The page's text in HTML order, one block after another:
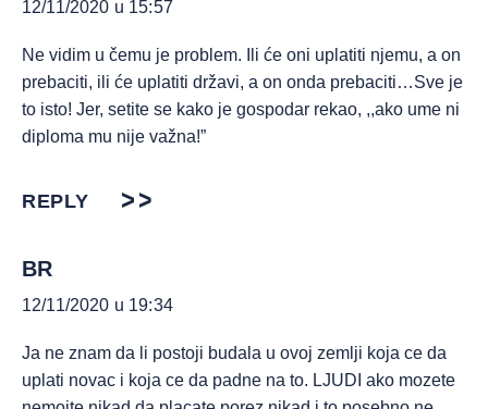
12/11/2020 u 15:57
Ne vidim u čemu je problem. Ili će oni uplatiti njemu, a on
prebaciti, ili će uplatiti državi, a on onda prebaciti…Sve je
to isto! Jer, setite se kako je gospodar rekao, ,,ako ume ni
diploma mu nije važna!”
REPLY
BR
12/11/2020 u 19:34
Ja ne znam da li postoji budala u ovoj zemlji koja ce da
uplati novac i koja ce da padne na to. LJUDI ako mozete